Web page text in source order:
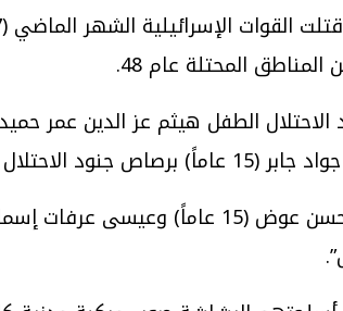
مدينة البيرة”.